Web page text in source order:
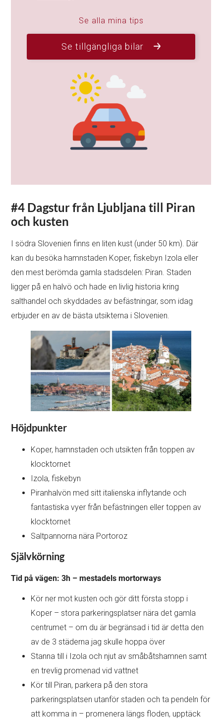
Se alla mina tips
Se tillgängliga bilar
#4 Dagstur från Ljubljana till Piran
och kusten
I södra Slovenien finns en liten kust (under 50 km). Där
kan du besöka hamnstaden Koper, fiskebyn Izola eller
den mest berömda gamla stadsdelen: Piran. Staden
ligger på en halvö och hade en livlig historia kring
salthandel och skyddades av befästningar, som idag
erbjuder en av de bästa utsikterna i Slovenien.
Höjdpunkter
Koper, hamnstaden och utsikten från toppen av
klocktornet
Izola, fiskebyn
Piranhalvön med sitt italienska inflytande och
fantastiska vyer från befästningen eller toppen av
klocktornet
Saltpannorna nära Portoroz
Självkörning
Tid på vägen: 3h – mestadels mortorways
Kör ner mot kusten och gör ditt första stopp i
Koper – stora parkeringsplatser nära det gamla
centrumet – om du är begränsad i tid är detta den
av de 3 städerna jag skulle hoppa över
Stanna till i Izola och njut av småbåtshamnen samt
en trevlig promenad vid vattnet
Kör till Piran, parkera på den stora
parkeringsplatsen utanför staden och ta pendeln för
att komma in – promenera längs floden, upptäck